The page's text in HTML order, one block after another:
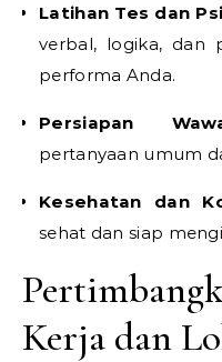
Latihan Tes dan
verbal, logika, dan
performa Anda.
Persiapan
pertanyaan umum
Kesehatan dan
sehat dan siap
Kerja dan